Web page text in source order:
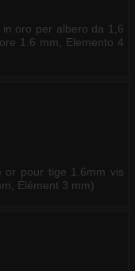
oro per albero da 1,6
1.6 mm, Elemento 4
or pour tige 1.6mm vis
Élément 3 mm)